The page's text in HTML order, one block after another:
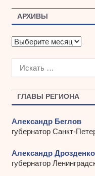
ГЛАВЫ РЕГИОНА
Александр Беглов
губернатор Санкт-
Александр Дрозденко
губернатор
АРХИВЫ
А
х
ы